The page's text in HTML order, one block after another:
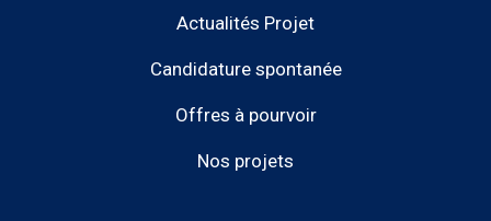
Actualités Projet
Candidature spontanée
Offres à pourvoir
Nos projets